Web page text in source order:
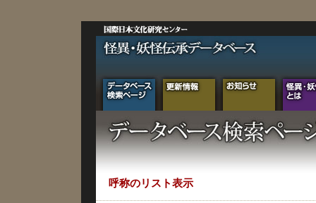
呼称のリスト表示